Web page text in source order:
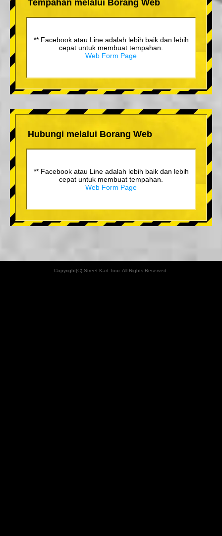
Tempahan melalui Borang Web
** Facebook atau Line adalah lebih baik dan lebih
cepat untuk membuat tempahan.
Web Form Page
Hubungi melalui Borang Web
** Facebook atau Line adalah lebih baik dan lebih
cepat untuk membuat tempahan.
Web Form Page
Copyright(C) Street Kart Tour. All Rights Reserved.